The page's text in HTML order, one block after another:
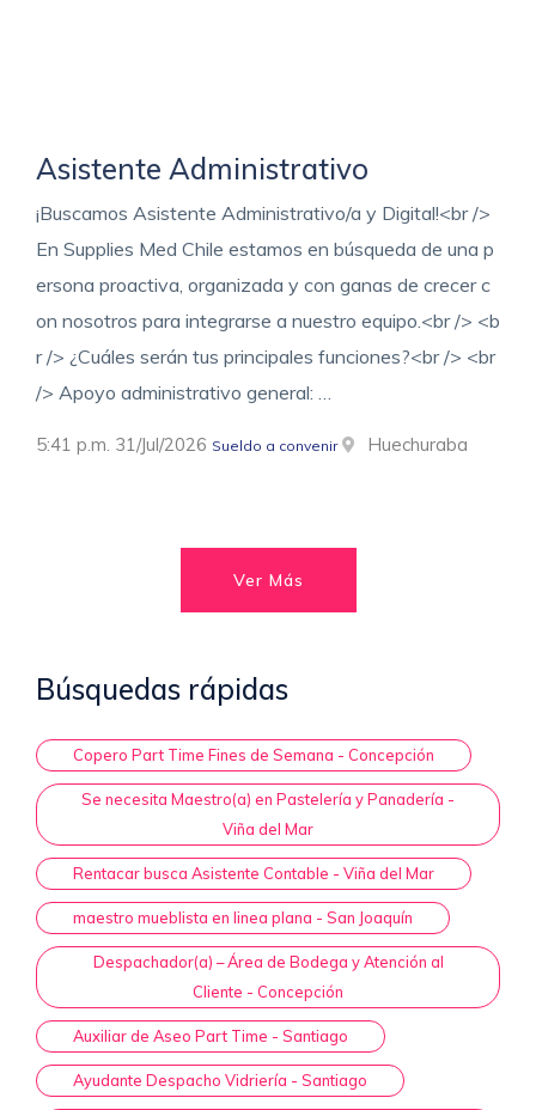
Asistente Administrativo
¡Buscamos Asistente Administrativo/a y Digital!<br />
En Supplies Med Chile estamos en búsqueda de una p
ersona proactiva, organizada y con ganas de crecer c
on nosotros para integrarse a nuestro equipo.<br /> <b
r /> ¿Cuáles serán tus principales funciones?<br /> <br
/> Apoyo administrativo general: …
5:41 p.m. 31/Jul/2026 Sueldo a convenir Huechuraba
Ver Más
Búsquedas rápidas
Copero Part Time Fines de Semana - Concepción
Se necesita Maestro(a) en Pastelería y Panadería -
Viña del Mar
Rentacar busca Asistente Contable - Viña del Mar
maestro mueblista en linea plana - San Joaquín
Despachador(a) – Área de Bodega y Atención al
Cliente - Concepción
Auxiliar de Aseo Part Time - Santiago
Ayudante Despacho Vidriería - Santiago